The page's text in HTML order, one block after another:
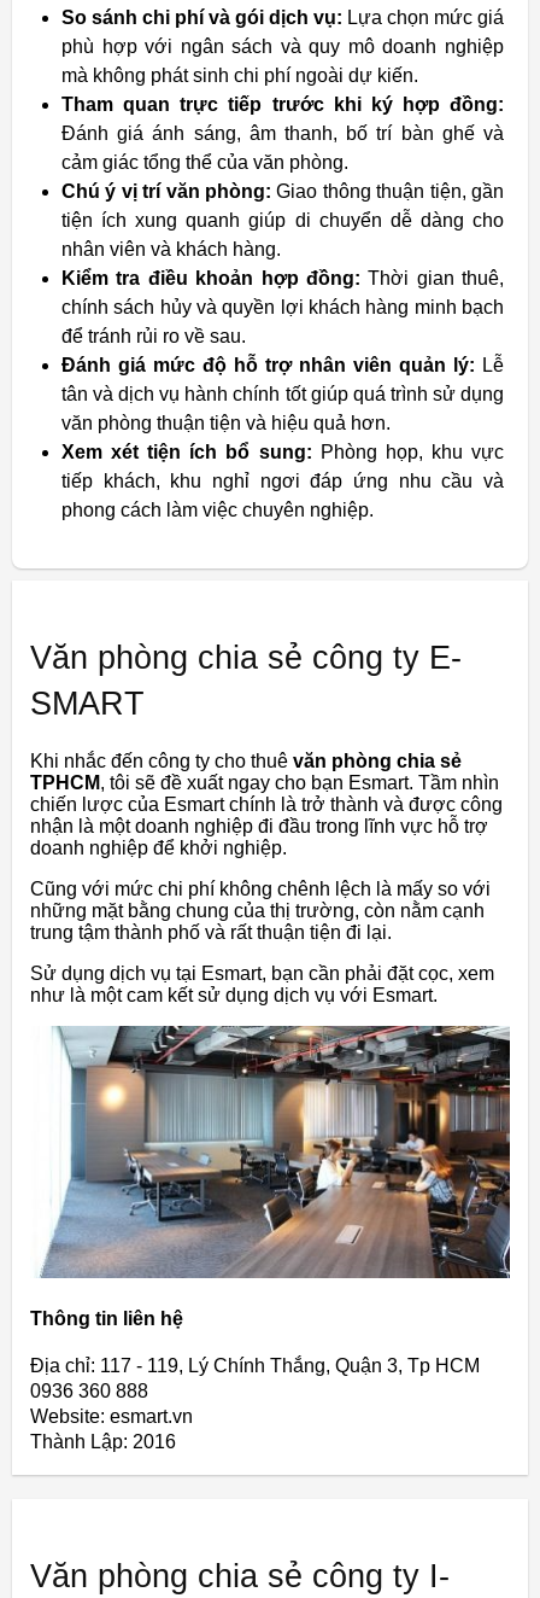
So sánh chi phí và gói dịch vụ: Lựa chọn mức giá
phù hợp với ngân sách và quy mô doanh nghiệp
mà không phát sinh chi phí ngoài dự kiến.
Tham quan trực tiếp trước khi ký hợp đồng:
Đánh giá ánh sáng, âm thanh, bố trí bàn ghế và
cảm giác tổng thể của văn phòng.
Chú ý vị trí văn phòng: Giao thông thuận tiện, gần
tiện ích xung quanh giúp di chuyển dễ dàng cho
nhân viên và khách hàng.
Kiểm tra điều khoản hợp đồng: Thời gian thuê,
chính sách hủy và quyền lợi khách hàng minh bạch
để tránh rủi ro về sau.
Đánh giá mức độ hỗ trợ nhân viên quản lý: Lễ
tân và dịch vụ hành chính tốt giúp quá trình sử dụng
văn phòng thuận tiện và hiệu quả hơn.
Xem xét tiện ích bổ sung: Phòng họp, khu vực
tiếp khách, khu nghỉ ngơi đáp ứng nhu cầu và
phong cách làm việc chuyên nghiệp.
Văn phòng chia sẻ công ty E-
SMART
Khi nhắc đến công ty cho thuê văn phòng chia sẻ
TPHCM, tôi sẽ đề xuất ngay cho bạn Esmart. Tầm nhìn
chiến lược của Esmart chính là trở thành và được công
nhận là một doanh nghiệp đi đầu trong lĩnh vực hỗ trợ
doanh nghiệp để khởi nghiệp.
Cũng với mức chi phí không chênh lệch là mấy so với
những mặt bằng chung của thị trường, còn nằm cạnh
trung tậm thành phố và rất thuận tiện đi lại.
Sử dụng dịch vụ tại Esmart, bạn cần phải đặt cọc, xem
như là một cam kết sử dụng dịch vụ với Esmart.
Thông tin liên hệ
Địa chỉ: 117 - 119, Lý Chính Thắng, Quận 3, Tp HCM
0936 360 888
Website: esmart.vn
Thành Lập: 2016
Văn phòng chia sẻ công ty I-